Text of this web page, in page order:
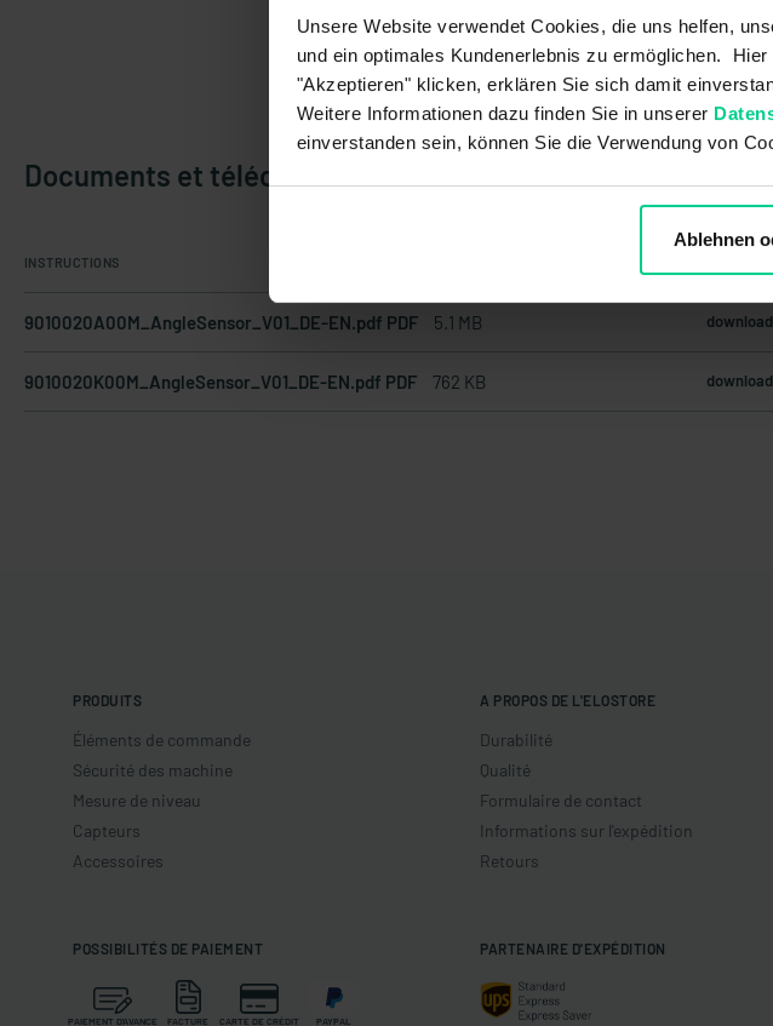
Unsere Website verwendet Cookies, die uns helfen,
und ein optimales Kundenerlebnis zu ermöglichen.
"Akzeptieren" klicken, erklären Sie sich damit
Weitere Informationen dazu finden Sie in unserer
einverstanden sein, können Sie die Verwendung von
Ablehnen
Documents et téléchargements
INSTRUCTIONS
9010020A00M_AngleSensor_V01_DE-EN.pdf PDF 5.1 MB download
9010020K00M_AngleSensor_V01_DE-EN.pdf PDF 762 KB download
PRODUITS
Éléments de commande
Sécurité des machine
Mesure de niveau
Capteurs
Accessoires
A PROPOS DE L'ELOSTORE
Durabilité
Qualité
Formulaire de contact
Informations sur l'expédition
Retours
POSSIBILITÉS DE PAIEMENT
PAIEMENT D'AVANCE FACTURE CARTE DE CRÉDIT PAYPAL
PARTENAIRE D'EXPÉDITION